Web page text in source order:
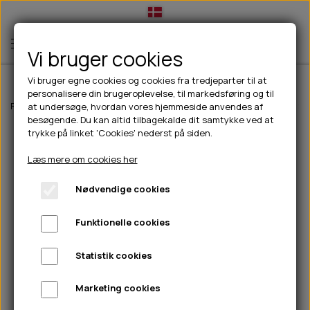
TIL HUND
💧FODER- VANDSKÅLE
CHICOPEE
GODBIDSTASKE
HALSBÅND
🦴 GODBIDDER & SNACKS
🍖 SMAGSVARIANTER
🎾 LEGETØJ
TÆNDER, ØRE, ØJE, POTER & NÆSE
🐾 UDSTYR & KOMFORT
TIL HUNDEEJER
DRIKKEFLASKER/TERMOFLASKER
HUER OG VANTER
PINEWOOD SALES
TIL KAT
TILBUD
NYHEDER
ABONNEMENT
Forside Til hunde Halsbånd, liner & seler Liner Walk'it Anti-slip
Vi bruger cookies
Vi bruger egne cookies og cookies fra tredjeparter til at
personalisere din brugeroplevelse, til markedsføring og til
at undersøge, hvordan vores hjemmeside anvendes af
besøgende. Du kan altid tilbagekalde dit samtykke ved at
trykke på linket 'Cookies' nederst på siden.
Læs mere om cookies her
Nødvendige cookies
Funktionelle cookies
Statistik cookies
Marketing cookies